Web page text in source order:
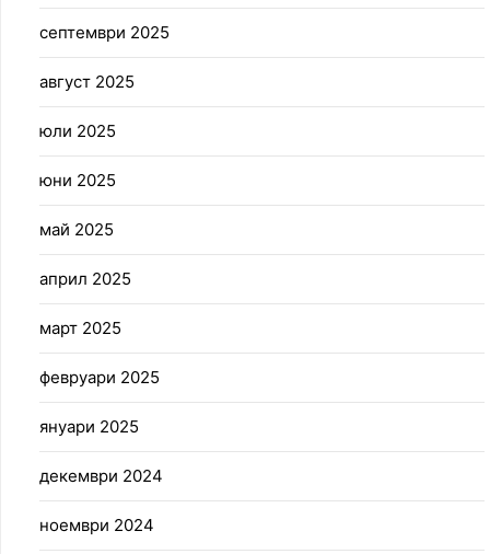
септември 2025
август 2025
юли 2025
юни 2025
май 2025
април 2025
март 2025
февруари 2025
януари 2025
декември 2024
ноември 2024